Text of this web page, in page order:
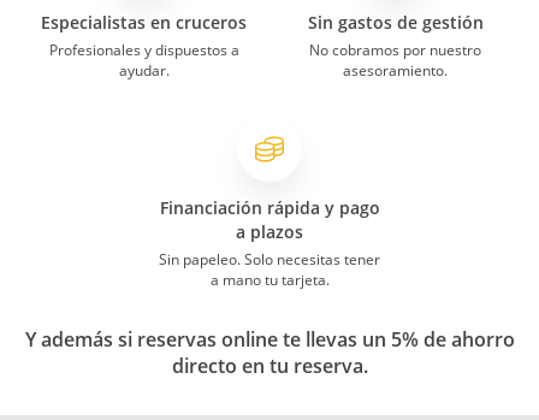
Especialistas en cruceros
Profesionales y dispuestos a
ayudar.
Sin gastos de gestión
No cobramos por nuestro
asesoramiento.
Financiación rápida y pago
a plazos
Sin papeleo. Solo necesitas tener
a mano tu tarjeta.
Y además si reservas online te llevas un 5% de ahorro
directo en tu reserva.